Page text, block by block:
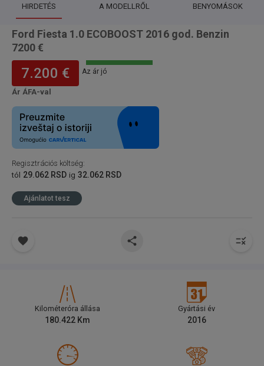
HIRDETÉS A MODELLRŐL BENYOMÁSOK
Ford Fiesta 1.0 ECOBOOST 2016 god. Benzin
7200 €
7.200 €
Ár ÁFA-val
Az ár jó
Regisztrációs költség:
tól 29.062 RSD ig 32.062 RSD
Ajánlatot tesz
Kilométeróra állása
180.422 Km
Gyártási év
2016